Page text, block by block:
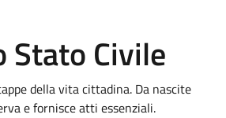
Stato Civile
della vita cittadina. Da nascite
e fornisce atti essenziali.